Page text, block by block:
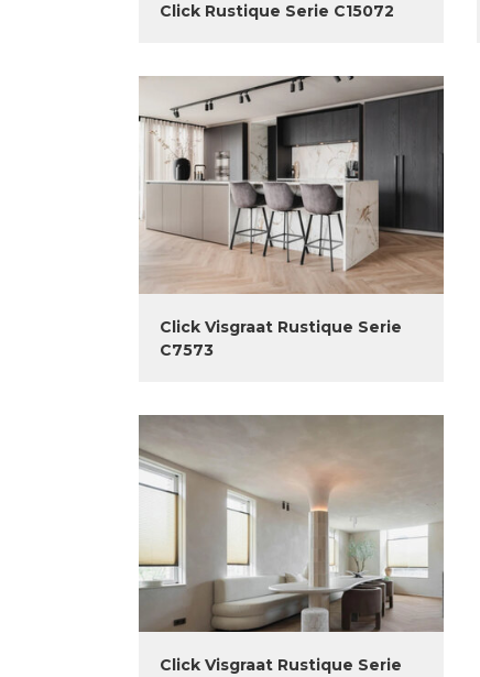
Click Rustique Serie C15072
Click Visgraat Rustique Serie
C7573
Click Visgraat Rustique Serie